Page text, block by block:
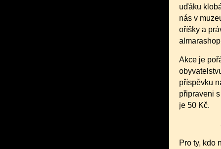
uďáku
nás v
oříšky a
Akce je
příspěvku
připraveni
je 50 Kč.
Pro ty, kdo